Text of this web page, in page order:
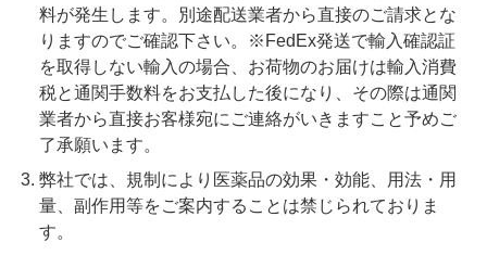
料が発生します。別途配送業者から直接のご請求とな
りますのでご確認下さい。※FedEx発送で輸入確認証
を取得しない輸入の場合、お荷物のお届けは輸入消費
税と通関手数料をお支払した後になり、その際は通関
業者から直接お客様宛にご連絡がいきますこと予めご
了承願います。
弊社では、規制により医薬品の効果・効能、用法・用
量、副作用等をご案内することは禁じられておりま
す。